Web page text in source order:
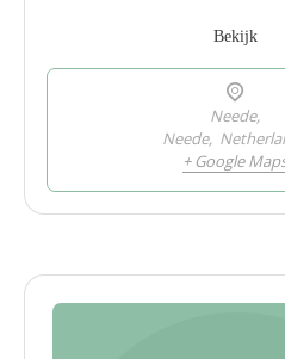
Bekijk
Neede,
Neede,
+ Google